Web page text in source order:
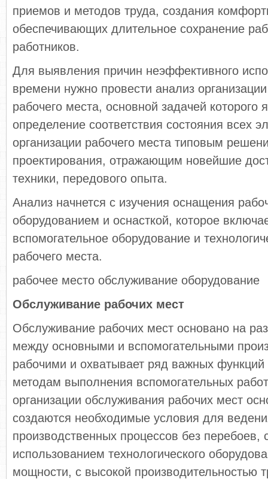
приемов и методов труда, создания
обеспечивающих длительное сохранение
работников.
Для выявления причин неэффективного
времени нужно провести анализ
рабочего места, основной задачей которого
определение соответствия состояния всех
организации рабочего места типовым
проектирования, отражающим новейшие
техники, передового опыта.
Анализ начнется с изучения оснащения
оборудованием и оснасткой, которое
вспомогательное оборудование и
рабочего места.
рабочее место обслуживание оборудование
Обслуживание рабочих мест
Обслуживание рабочих мест основано на
между основными и вспомогательными
рабочими и охватывает ряд важных
методам выполнения вспомогательных
организации обслуживания рабочих мест
создаются необходимые условия для
производственных процессов без
использованием технологического
мощности, с высокой производительностью